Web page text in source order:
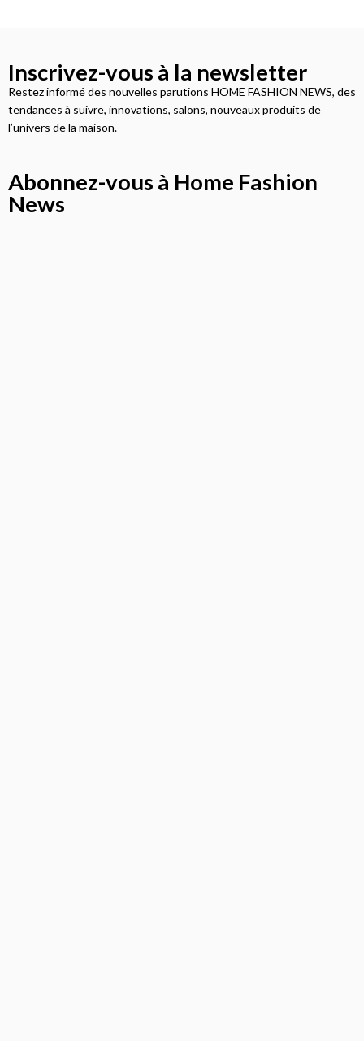
Inscrivez-vous à la newsletter
Restez informé des nouvelles parutions HOME FASHION NEWS, des
tendances à suivre, innovations, salons, nouveaux produits de
l’univers de la maison.
Abonnez-vous à Home Fashion
News